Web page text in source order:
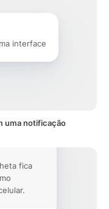
interface
uma notificação
fica